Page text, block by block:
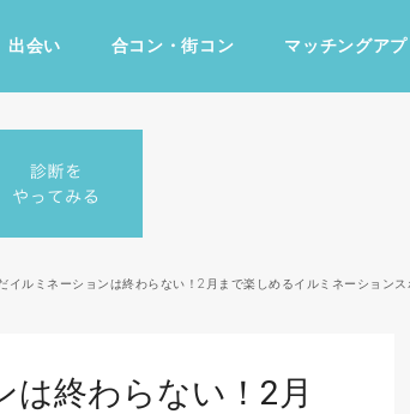
出会い 合コン・街コン マッチングアプ
イルミネーションは終わらない！2月まで楽しめるイルミネーションス
は終わらない！2月